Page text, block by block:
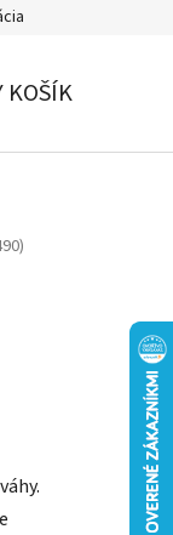
KOŠÍK